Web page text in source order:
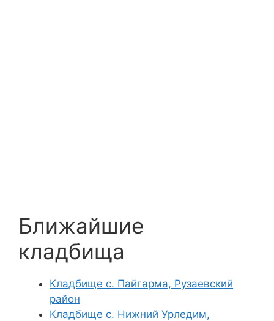
Ближайшие
кладбища
Кладбище с. Пайгарма, Рузаевский
район
Кладбище с. Нижний Урледим,